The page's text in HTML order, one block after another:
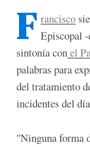
F rancisco
Episcopal
sintonía conel
palabras para
del tratamiento
incidentes del
"Ninguna forma